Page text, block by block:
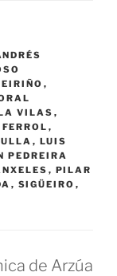
,
VILAS ,
FERROL ,
, LUIS
PEDREIRA
, PILAR
, SIGÜEIRO ,
de Arzúa